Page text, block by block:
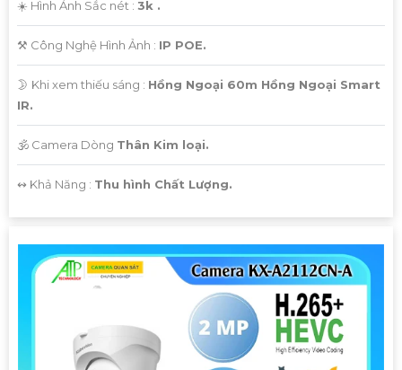
☀️ Hình Ảnh Sắc nét : 3k .
⚒ Công Nghệ Hình Ảnh : IP POE.
🌛 Khi xem thiếu sáng : Hồng Ngoại 60m Hồng Ngoại Smart
IR.
🕉️ Camera Dòng Thân Kim loại.
️↭ Khả Năng : Thu hình Chất Lượng.